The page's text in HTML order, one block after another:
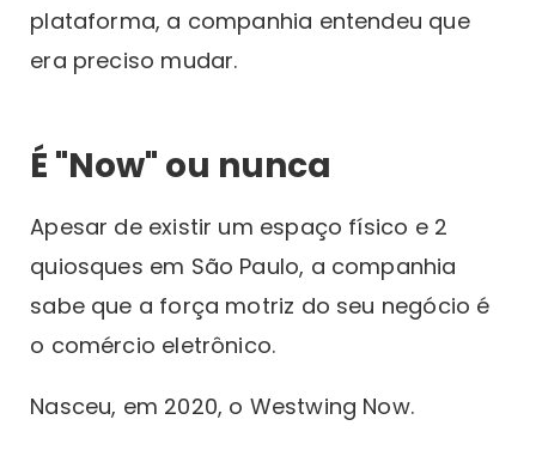
plataforma, a companhia entendeu que
era preciso mudar.
É "Now" ou nunca
Apesar de existir um espaço físico e 2
quiosques em São Paulo, a companhia
sabe que a força motriz do seu negócio é
o comércio eletrônico.
Nasceu, em 2020, o Westwing Now.